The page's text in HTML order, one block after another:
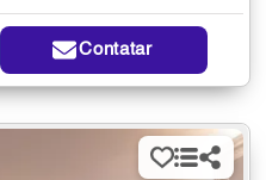
Contatar